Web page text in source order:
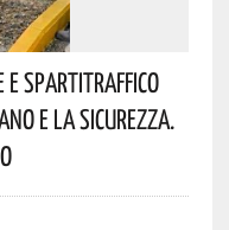
E Spartitraffico
E La Sicurezza.